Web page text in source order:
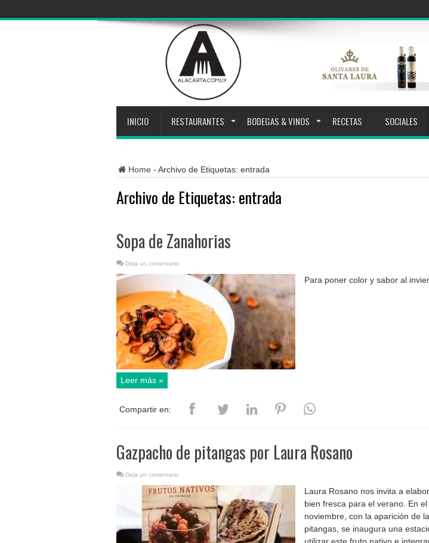
INICIO RESTAURANTES BODEGAS & VINOS RECETAS SOCIALES
Home - Archivo de Etiquetas: entrada
Archivo de Etiquetas: entrada
Sopa de Zanahorias
Deja un comentario
Para poner color y sabor al
Leer más »
Compartir en:
Gazpacho de pitangas por Laura Rosano
Deja un comentario
Laura Rosano nos invita a
bien fresca para el verano. En
noviembre, con la aparición de
pitangas, se inaugura una